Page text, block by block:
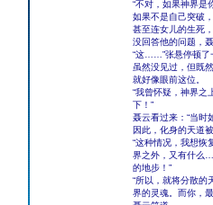
“不对，如果神界
如果不是自己突破
甚至连女儿的生死
没回答他的问题，
“这……”张悬停顿
虽然没见过，但既
就好像眼前这位。
“我曾怀疑，神界
下！”
聂云看过来：“当
因此，化身的天道
“这种情况，我想
界之外，又有什么
的地步！”
“所以，就将分散
界的灵魂。而你，